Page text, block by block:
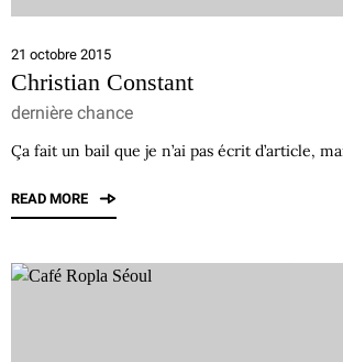
21 octobre 2015
Christian Constant
dernière chance
Ça fait un bail que je n’ai pas écrit d’article,
READ MORE